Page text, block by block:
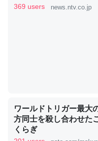
論文では「淡水はカル
利だから両方が拮抗し
いる鋏角類（カブトガ
ずキチンを強化してる
─ニュース :: 【研究発表】
これを元に考えるとカ
（2026年8月6日掲載）
369 users news.ntv.co.jp
ワールドトリガー最大
方同士を殺し合わせた
くらぎ